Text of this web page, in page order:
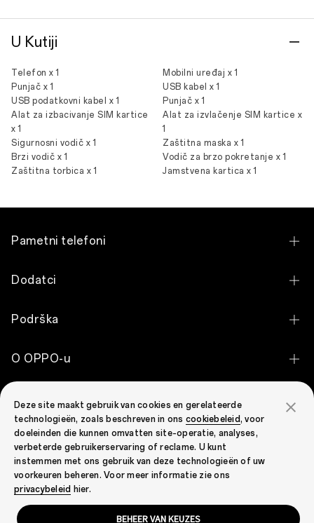
U Kutiji
Telefon x 1
Punjač x 1
USB podatkovni kabel x 1
Alat za izbacivanje SIM kartice
x 1
Sigurnosni vodič x 1
Brzi vodič x 1
Zaštitna torbica x 1
Mobilni uređaj x 1
USB kabel x 1
Punjač x 1
Alat za izvlačenje SIM kartice x
1
Zaštitna maska x 1
Vodič za brzo pokretanje x 1
Jamstvena kartica x 1
Pametni telefoni
OPPO Find N2 Flip
OPPO A96
OPPO A17
Pogledajte sve pametne telefone
Dodatci
OPPO Enco Air2
Podrška
Kontaktirajte nas
Status jamstva
Jamstvena politika
O OPPO-u
Zajednica OPPO
Zajednica OPPO
Deze site maakt gebruik van cookies en gerelateerde
technologieën, zoals beschreven in ons cookiebeleid, voor
doeleinden die kunnen omvatten site-operatie, analyses,
verbeterde gebruikerservaring of reclame. U kunt
instemmen met ons gebruik van deze technologieën of uw
voorkeuren beheren. Voor meer informatie zie ons
privacybeleid hier.
BEHEER VAN KEUZES